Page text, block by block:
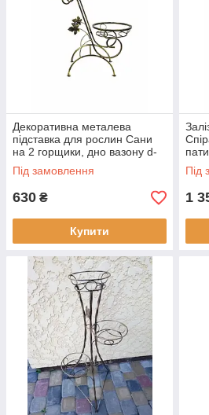
Декоративна металева
підставка для рослин Сани
на 2 горщики, дно вазону d-
20 см, Хатинка
Під замовлення
630 ₴
Купити
Під
1